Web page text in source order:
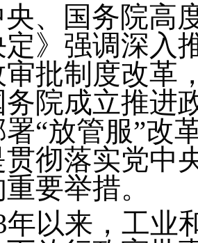
央、国务院高
》强调深入
批制度改革
务院成立推进
“放管服”改
彻落实党中
要举措。
年以来，工业